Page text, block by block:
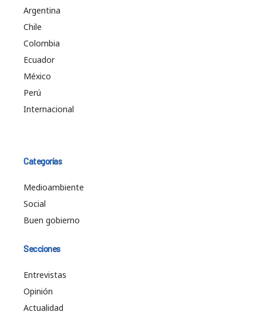
Argentina
Chile
Colombia
Ecuador
México
Perú
Internacional
Categorías
Medioambiente
Social
Buen gobierno
Secciones
Entrevistas
Opinión
Actualidad